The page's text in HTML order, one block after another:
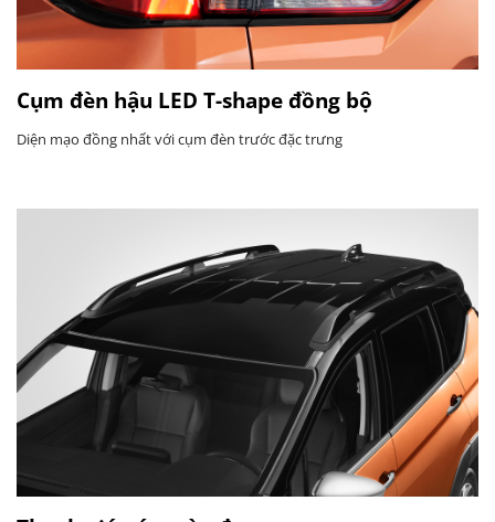
Cụm đèn hậu LED T-shape đồng bộ
Diện mạo đồng nhất với cụm đèn trước đặc trưng​